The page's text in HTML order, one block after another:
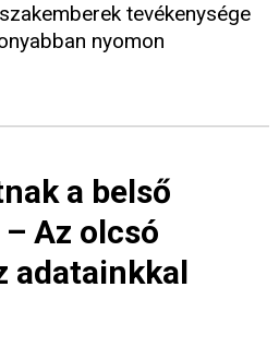
tevékenysége
nyomon
a belső
Az olcsó
adatainkkal